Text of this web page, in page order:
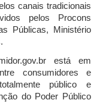
canais tradicionais
pelos Procons
Públicas, Ministério
está em
consumidores e
público e
do Poder Público